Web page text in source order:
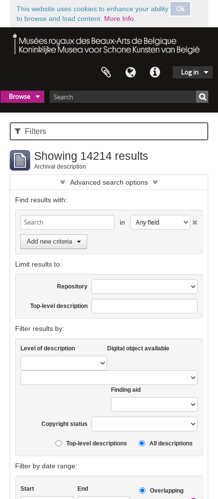
Ok
This website uses cookies to enhance your ability
to browse and load content. More Info.
Log in
Browse
Filters
Showing 14214 results
Archival description
Advanced search options
Find results with:
in
Add new criteria
Limit results to:
Repository
Top-level description
Filter results by:
Level of description Digital object available
Finding aid
Copyright status
Top-level descriptions All descriptions
Filter by date range:
Start End
Overlapping